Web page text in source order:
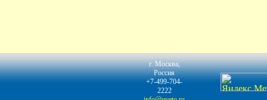
г. Москва,
Россия
+7-499-704-
2222